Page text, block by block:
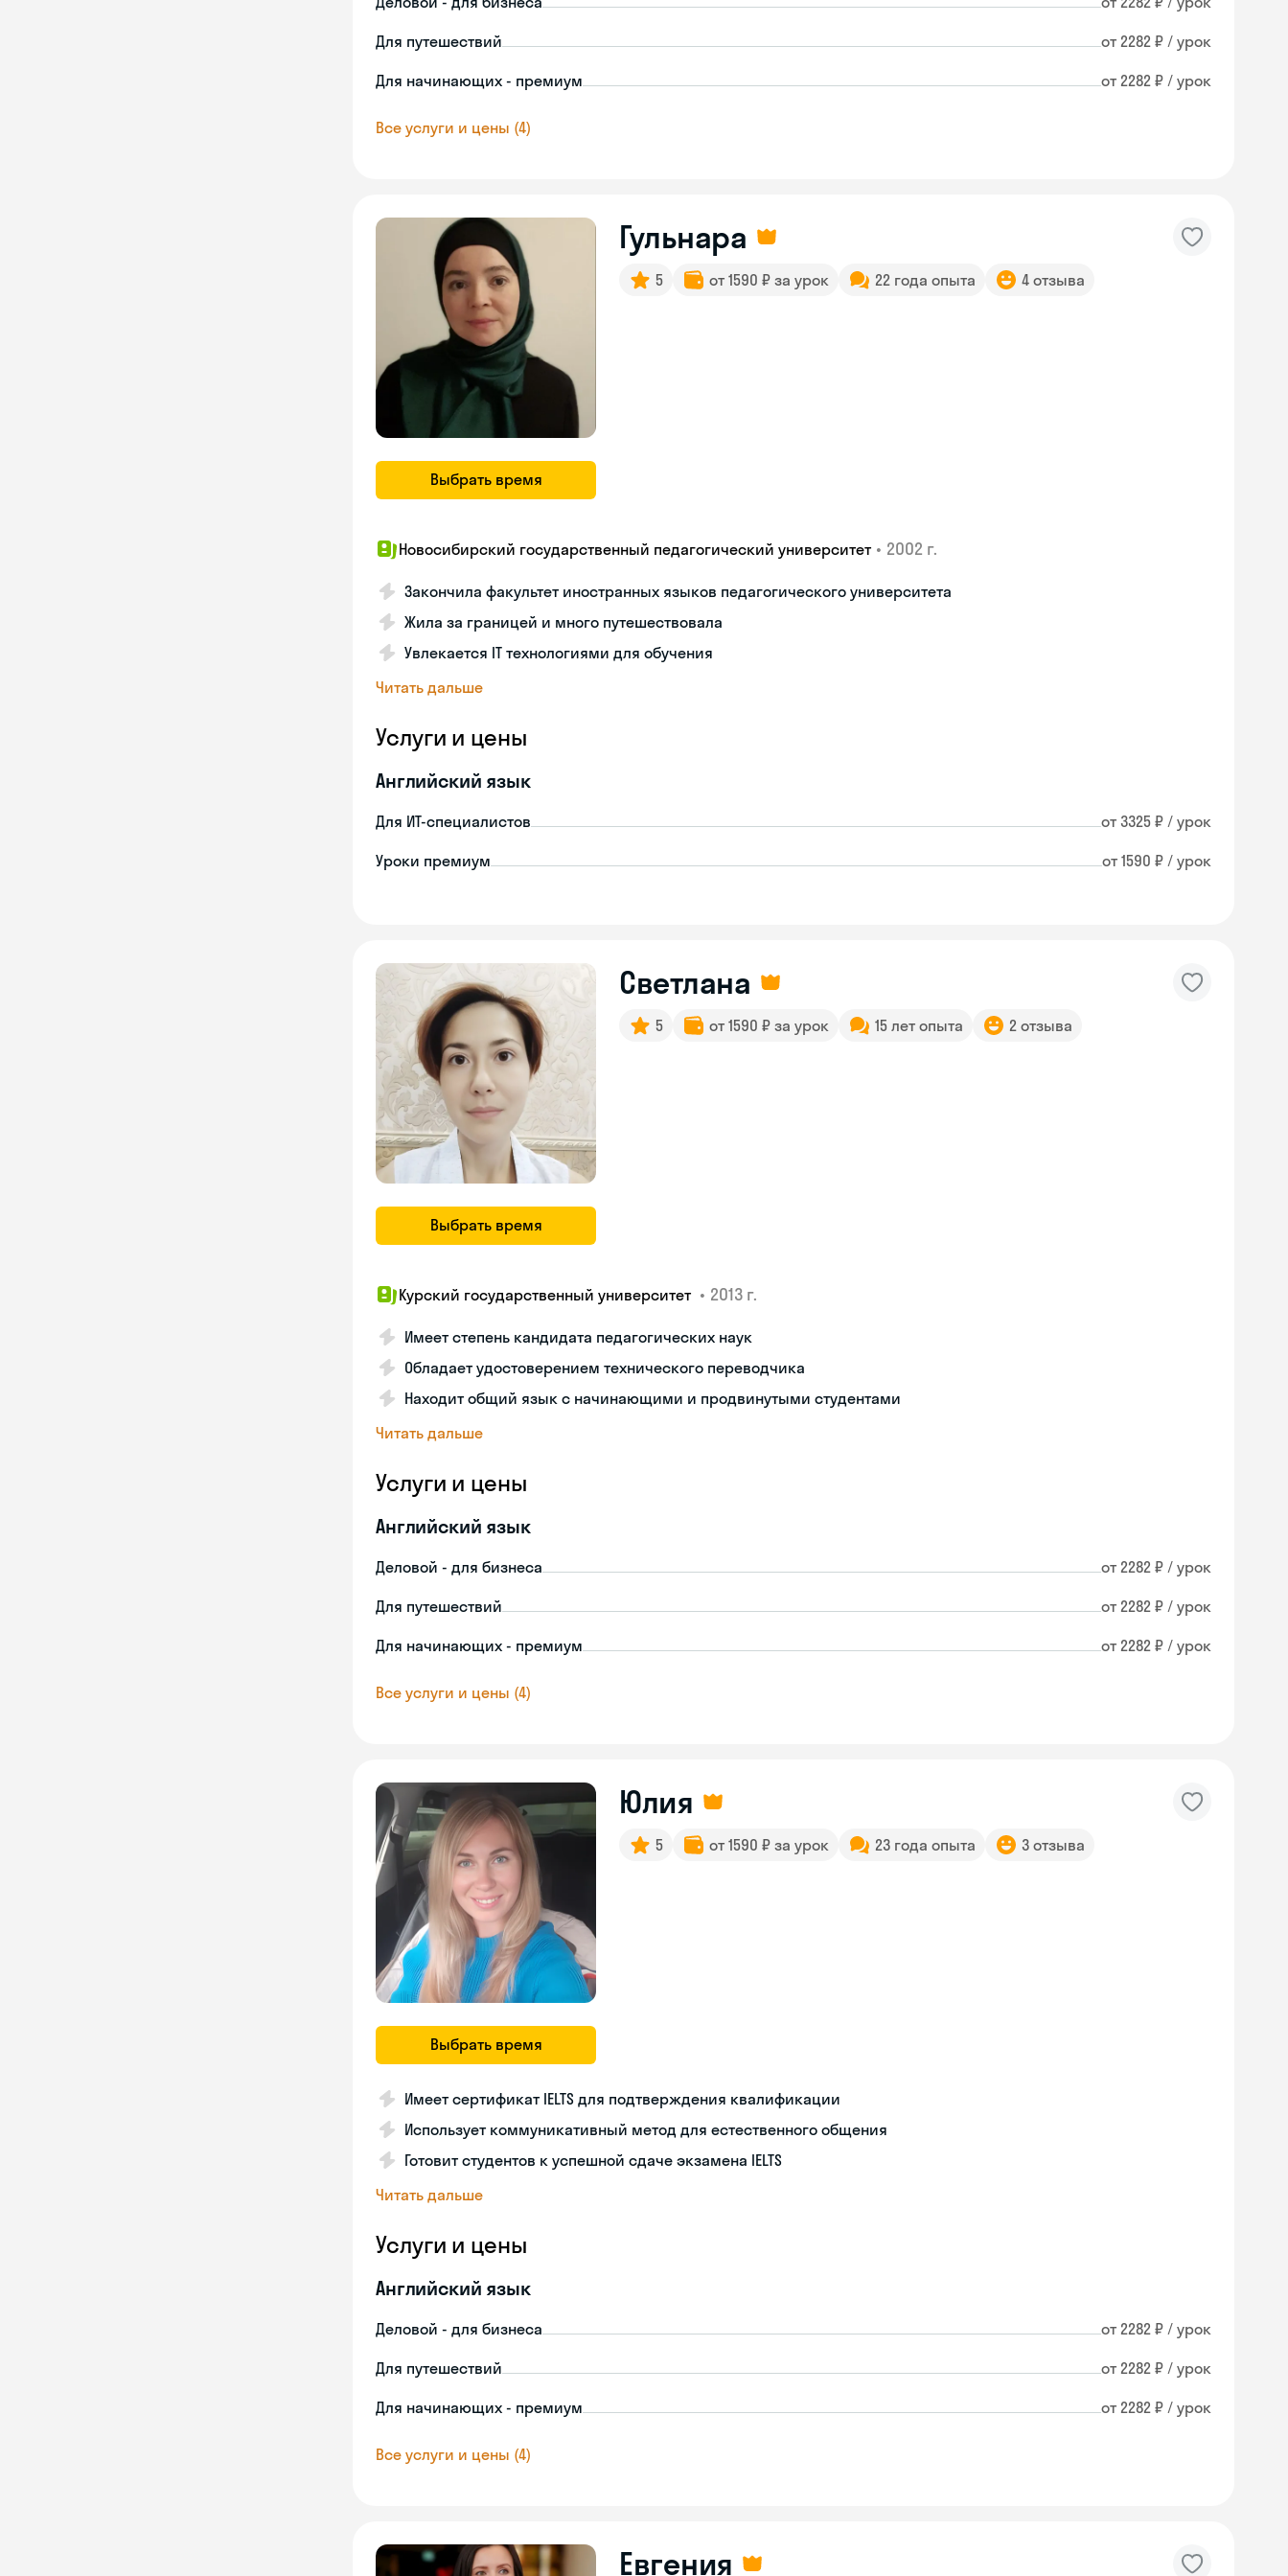
Для путешествий от 2282 ₽ / урок
Для начинающих - премиум от 2282 ₽ / урок
Все услуги и цены (4)
Выбрать время
Гульнара
5 от 1590 ₽ за урок 22 года опыта 4 отзыва
Новосибирский государственный педагогический университет • 2002 г.
Закончила факультет иностранных языков педагогического университета
Жила за границей и много путешествовала
Увлекается IT технологиями для обучения
Читать дальше
Услуги и цены
Английский язык
Для ИТ-специалистов от 3325 ₽ / урок
Уроки премиум от 1590 ₽ / урок
Выбрать время
Светлана
5 от 1590 ₽ за урок 15 лет опыта 2 отзыва
Курский государственный университет • 2013 г.
Имеет степень кандидата педагогических наук
Обладает удостоверением технического переводчика
Находит общий язык с начинающими и продвинутыми студентами
Читать дальше
Услуги и цены
Английский язык
Деловой - для бизнеса от 2282 ₽ / урок
Для путешествий от 2282 ₽ / урок
Для начинающих - премиум от 2282 ₽ / урок
Все услуги и цены (4)
Выбрать время
Юлия
5 от 1590 ₽ за урок 23 года опыта 3 отзыва
Имеет сертификат IELTS для подтверждения квалификации
Использует коммуникативный метод для естественного общения
Готовит студентов к успешной сдаче экзамена IELTS
Читать дальше
Услуги и цены
Английский язык
Деловой - для бизнеса от 2282 ₽ / урок
Для путешествий от 2282 ₽ / урок
Для начинающих - премиум от 2282 ₽ / урок
Все услуги и цены (4)
Евгения